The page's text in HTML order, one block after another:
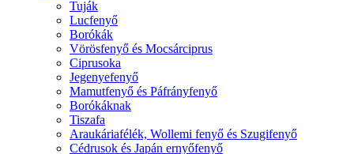
Tuják
Lucfenyő
Borókák
Vörösfenyő és Mocsárciprus
Ciprusoka
Jegenyefenyő
Mamutfenyő és Páfrányfenyő
Borókáknak
Tiszafa
Araukáriafélék, Wollemi fenyő és Szugifenyő
Cédrusok és Japán ernyőfenyő